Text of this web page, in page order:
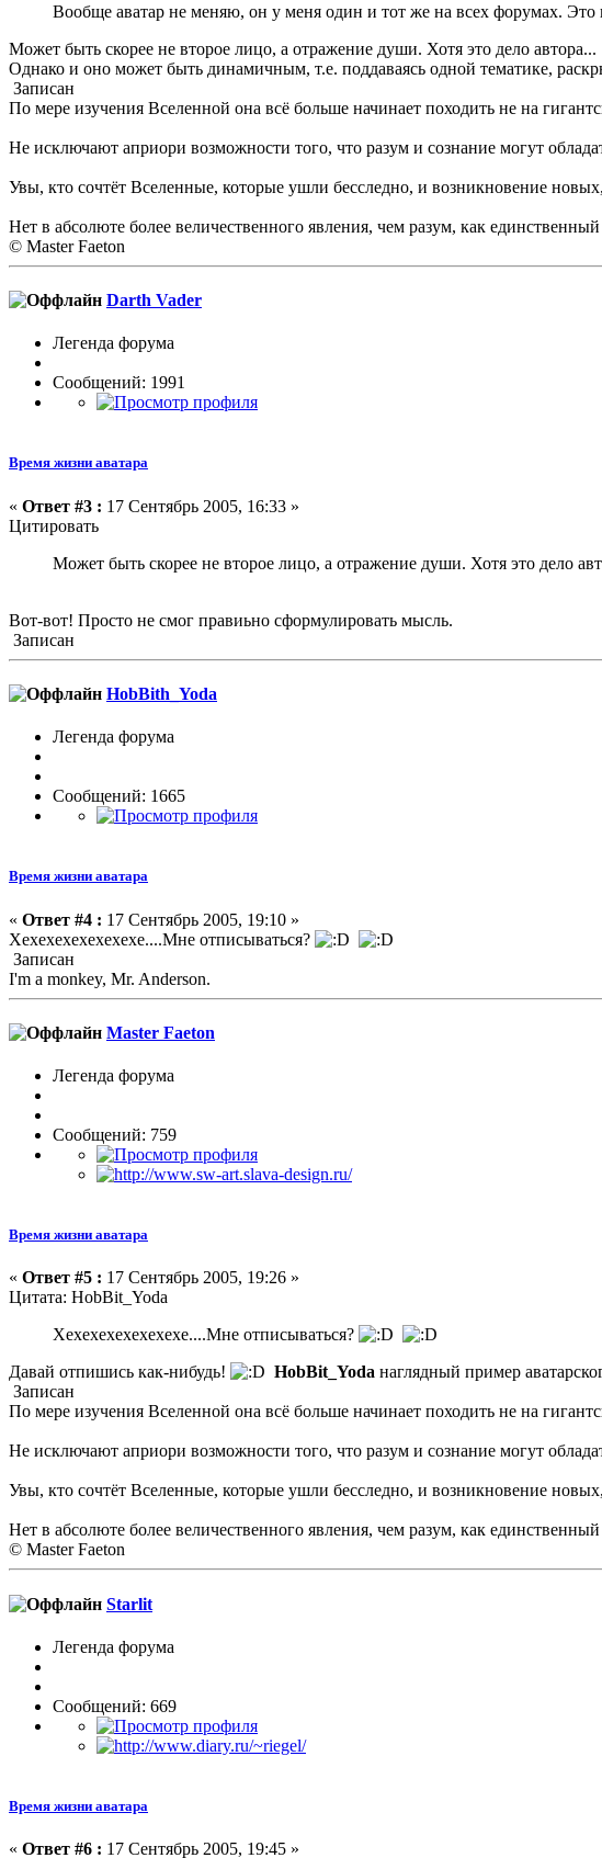
Вообще аватар не меняю, он у меня один и тот же на всех форумах.
Может быть скорее не второе лицо, а отражение души. Хотя это дело автора...
Однако и оно может быть динамичным, т.е. поддаваясь одной тематике,
Записан
По мере изучения Вселенной она всё больше начинает походить не на
Не исключают априори возможности того, что разум и сознание могут
Увы, кто сочтёт Вселенные, которые ушли бесследно, и возникновение
Нет в абсолюте более величественного явления, чем разум, как
© Master Faeton
Darth Vader
Легенда форума
Сообщений: 1991
Время жизни аватара
« Ответ #3 : 17 Сентябрь 2005, 16:33 »
Цитировать
Может быть скорее не второе лицо, а отражение души. Хотя это дело
Вот-вот! Просто не смог правиьно сформулировать мысль.
Записан
HobBith_Yoda
Легенда форума
Сообщений: 1665
Время жизни аватара
« Ответ #4 : 17 Сентябрь 2005, 19:10 »
Хехехехехехехехе....Мне отписываться?
Записан
I'm a monkey, Mr. Anderson.
Master Faeton
Легенда форума
Сообщений: 759
Время жизни аватара
« Ответ #5 : 17 Сентябрь 2005, 19:26 »
Цитата: HobBit_Yoda
Хехехехехехехехе....Мне отписываться?
Давай отпишись как-нибудь!
HobBit_Yoda наглядный пример
Записан
По мере изучения Вселенной она всё больше начинает походить не на
Не исключают априори возможности того, что разум и сознание могут
Увы, кто сочтёт Вселенные, которые ушли бесследно, и возникновение
Нет в абсолюте более величественного явления, чем разум, как
© Master Faeton
Starlit
Легенда форума
Сообщений: 669
Время жизни аватара
« Ответ #6 : 17 Сентябрь 2005, 19:45 »